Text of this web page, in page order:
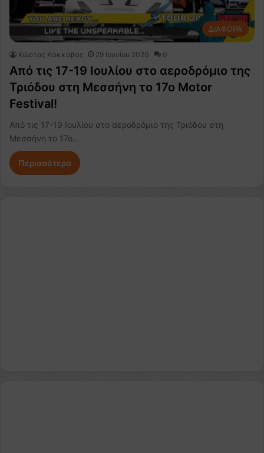
ΔΙΑΦΟΡΑ
Κώστας Κάκκαβας 29 Ιουνίου 2020 0
Από τις 17-19 Ιουλίου στο αεροδρόμιο της
Τριόδου στη Μεσσήνη το 17ο Motor
Festival!
Από τις 17-19 Ιουλίου στο αεροδρόμιο της Τριόδου στη
Μεσσήνη το 17ο…
Περισσότερα